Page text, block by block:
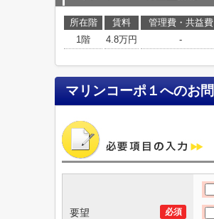
所在階 賃料 管理費・共益費
1階
4.8万円 -
マリンコーポ１へのお
必須
要望